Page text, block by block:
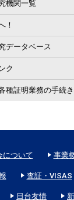
機関一覧
！
データベース
ク
種証明業務の手続
について 事業
査証・VISAS
日台友情